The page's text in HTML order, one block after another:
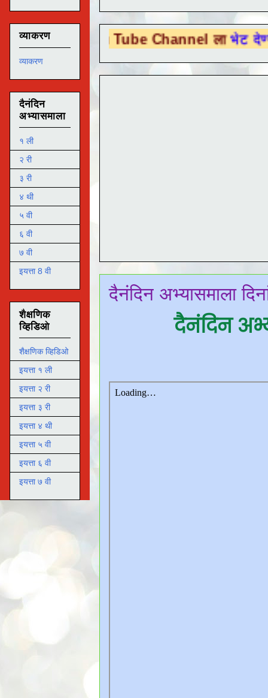
Tube Channel लाभेट देण्यासाठी येथे
दैनंदिन अभ्यासमाला
दैनंदिन
व्याकरण
व्याकरण
दैनंदिन
अभ्यासमाला
१ ली
२ री
३ री
४ थी
५ वी
६ वी
७ वी
इयत्ता 8 वी
शैक्षणिक
व्हिडिओ
शैक्षणिक व्हिडिओ
इयत्ता १ ली
इयत्ता २ री
इयत्ता ३ री
इयत्ता ४ थी
इयत्ता ५ वी
इयत्ता ६ वी
इयत्ता ७ वी